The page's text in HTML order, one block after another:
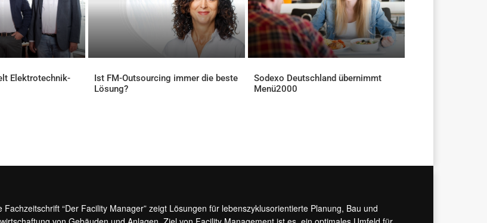
Elektrotechnik-
Ist FM-Outsourcing immer die beste
Lösung?
Sodexo Deutschland übernimmt
Menü2000
Fachzeitschrift “Der Facility Manager” zeigt Lösungen für lebenszyklusorientierte Planung, Bau und